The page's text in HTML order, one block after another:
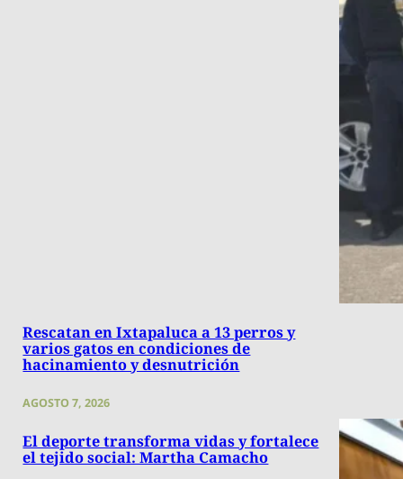
Rescatan en Ixtapaluca a 13 perros y
varios gatos en condiciones de
hacinamiento y desnutrición
AGOSTO 7, 2026
El deporte transforma vidas y fortalece
el tejido social: Martha Camacho